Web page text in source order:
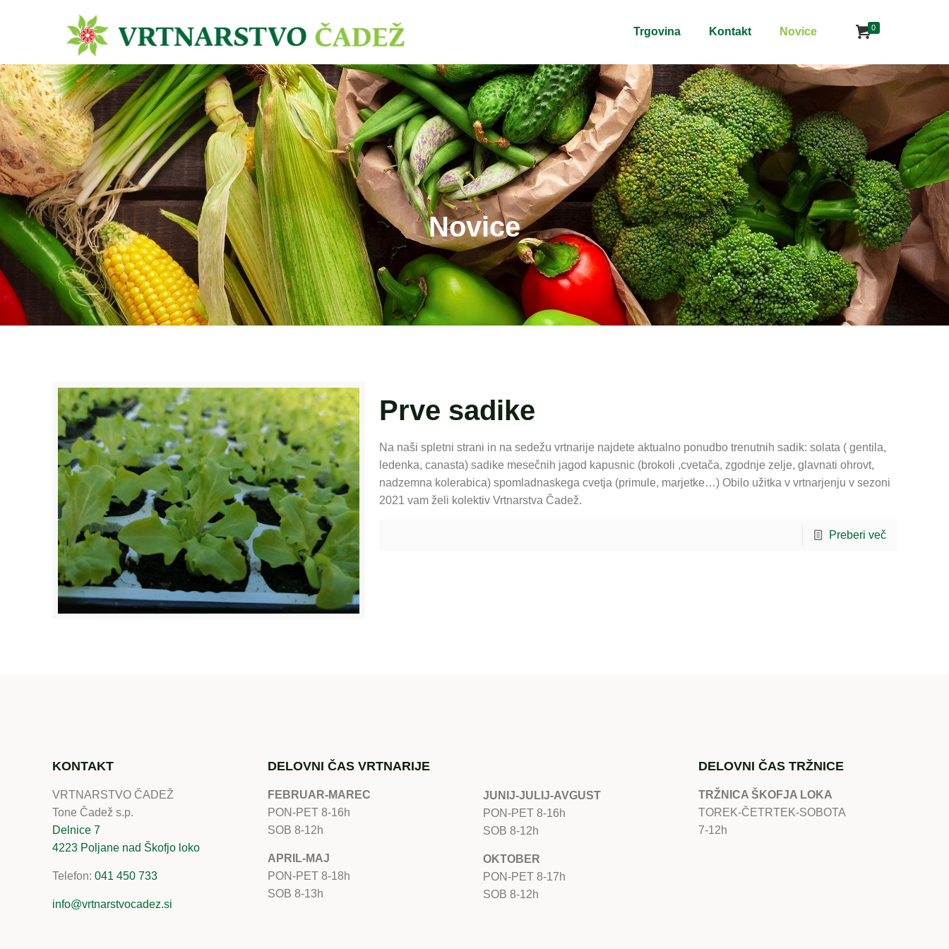
Trgovina Kontakt Novice 0
Novice
Prve sadike
Na naši spletni strani in na sedežu vrtnarije najdete aktualno ponudbo trenutnih sadik: solata ( gentila,
ledenka, canasta) sadike mesečnih jagod kapusnic (brokoli ,cvetača, zgodnje zelje, glavnati ohrovt,
nadzemna kolerabica) spomladnaskega cvetja (primule, marjetke…) Obilo užitka v vrtnarjenju v sezoni
2021 vam želi kolektiv Vrtnarstva Čadež.
Preberi več
KONTAKT
VRTNARSTVO ČADEŽ
Tone Čadež s.p.
Delnice 7
4223 Poljane nad Škofjo loko
Telefon:041 450 733
info@vrtnarstvocadez.si
DELOVNI ČAS VRTNARIJE
FEBRUAR-MAREC
PON-PET 8-16h
SOB 8-12h
APRIL-MAJ
PON-PET 8-18h
SOB 8-13h
JUNIJ-JULIJ-AVGUST
PON-PET 8-16h
SOB 8-12h
OKTOBER
PON-PET 8-17h
SOB 8-12h
DELOVNI ČAS TRŽNICE
TRŽNICA ŠKOFJA LOKA
TOREK-ČETRTEK-SOBOTA
7-12h